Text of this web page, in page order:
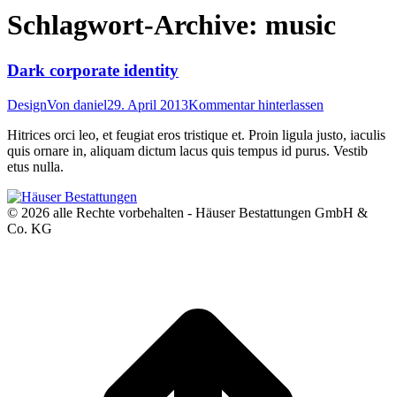
Schlagwort-Archive: music
Dark corporate identity
DesignVon daniel29. April 2013Kommentar hinterlassen
Hitrices orci leo, et feugiat eros tristique et. Proin ligula justo, iaculis
quis ornare in, aliquam dictum lacus quis tempus id purus. Vestib
etus nulla.
© 2026 alle Rechte vorbehalten - Häuser Bestattungen GmbH &
Co. KG